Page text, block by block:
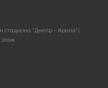
стадиона "Днепр - Арена"),